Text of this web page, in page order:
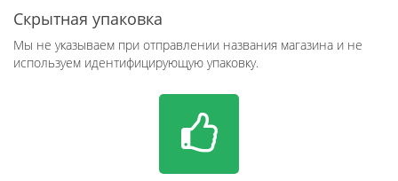
Скрытная упаковка
Мы не указываем при отправлении названия магазина и не
используем идентифицирующую упаковку.